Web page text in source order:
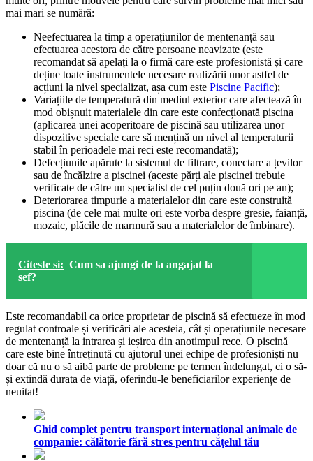
mai mari se numără:
Neefectuarea la timp a operațiunilor de mentenanță sau
efectuarea acestora de către persoane neavizate (este
recomandat să apelați la o firmă care este profesionistă și care
deține toate instrumentele necesare realizării unor astfel de
acțiuni la nivel specializat, așa cum este Piscine Pacific);
Variațiile de temperatură din mediul exterior care afectează în
mod obișnuit materialele din care este confecționată piscina
(aplicarea unei acoperitoare de piscină sau utilizarea unor
dispozitive speciale care să mențină un nivel al temperaturii
stabil în perioadele mai reci este recomandată);
Defecțiunile apărute la sistemul de filtrare, conectare a țevilor
sau de încălzire a piscinei (aceste părți ale piscinei trebuie
verificate de către un specialist de cel puțin două ori pe an);
Deteriorarea timpurie a materialelor din care este construită
piscina (de cele mai multe ori este vorba despre gresie, faianță,
mozaic, plăcile de marmură sau a materialelor de îmbinare).
Citeste si: Cum sa ajungi de la angajat la
sef?
Este recomandabil ca orice proprietar de piscină să efectueze în mod
regulat controale și verificări ale acesteia, cât și operațiunile necesare
de mentenanță la intrarea și ieșirea din anotimpul rece. O piscină
care este bine întreținută cu ajutorul unei echipe de profesioniști nu
doar că nu o să aibă parte de probleme pe termen îndelungat, ci o să-
și extindă durata de viață, oferindu-le beneficiarilor experiențe de
neuitat!
Ghid complet pentru transport internațional animale de
companie: călătorie fără stres pentru cățelul tău